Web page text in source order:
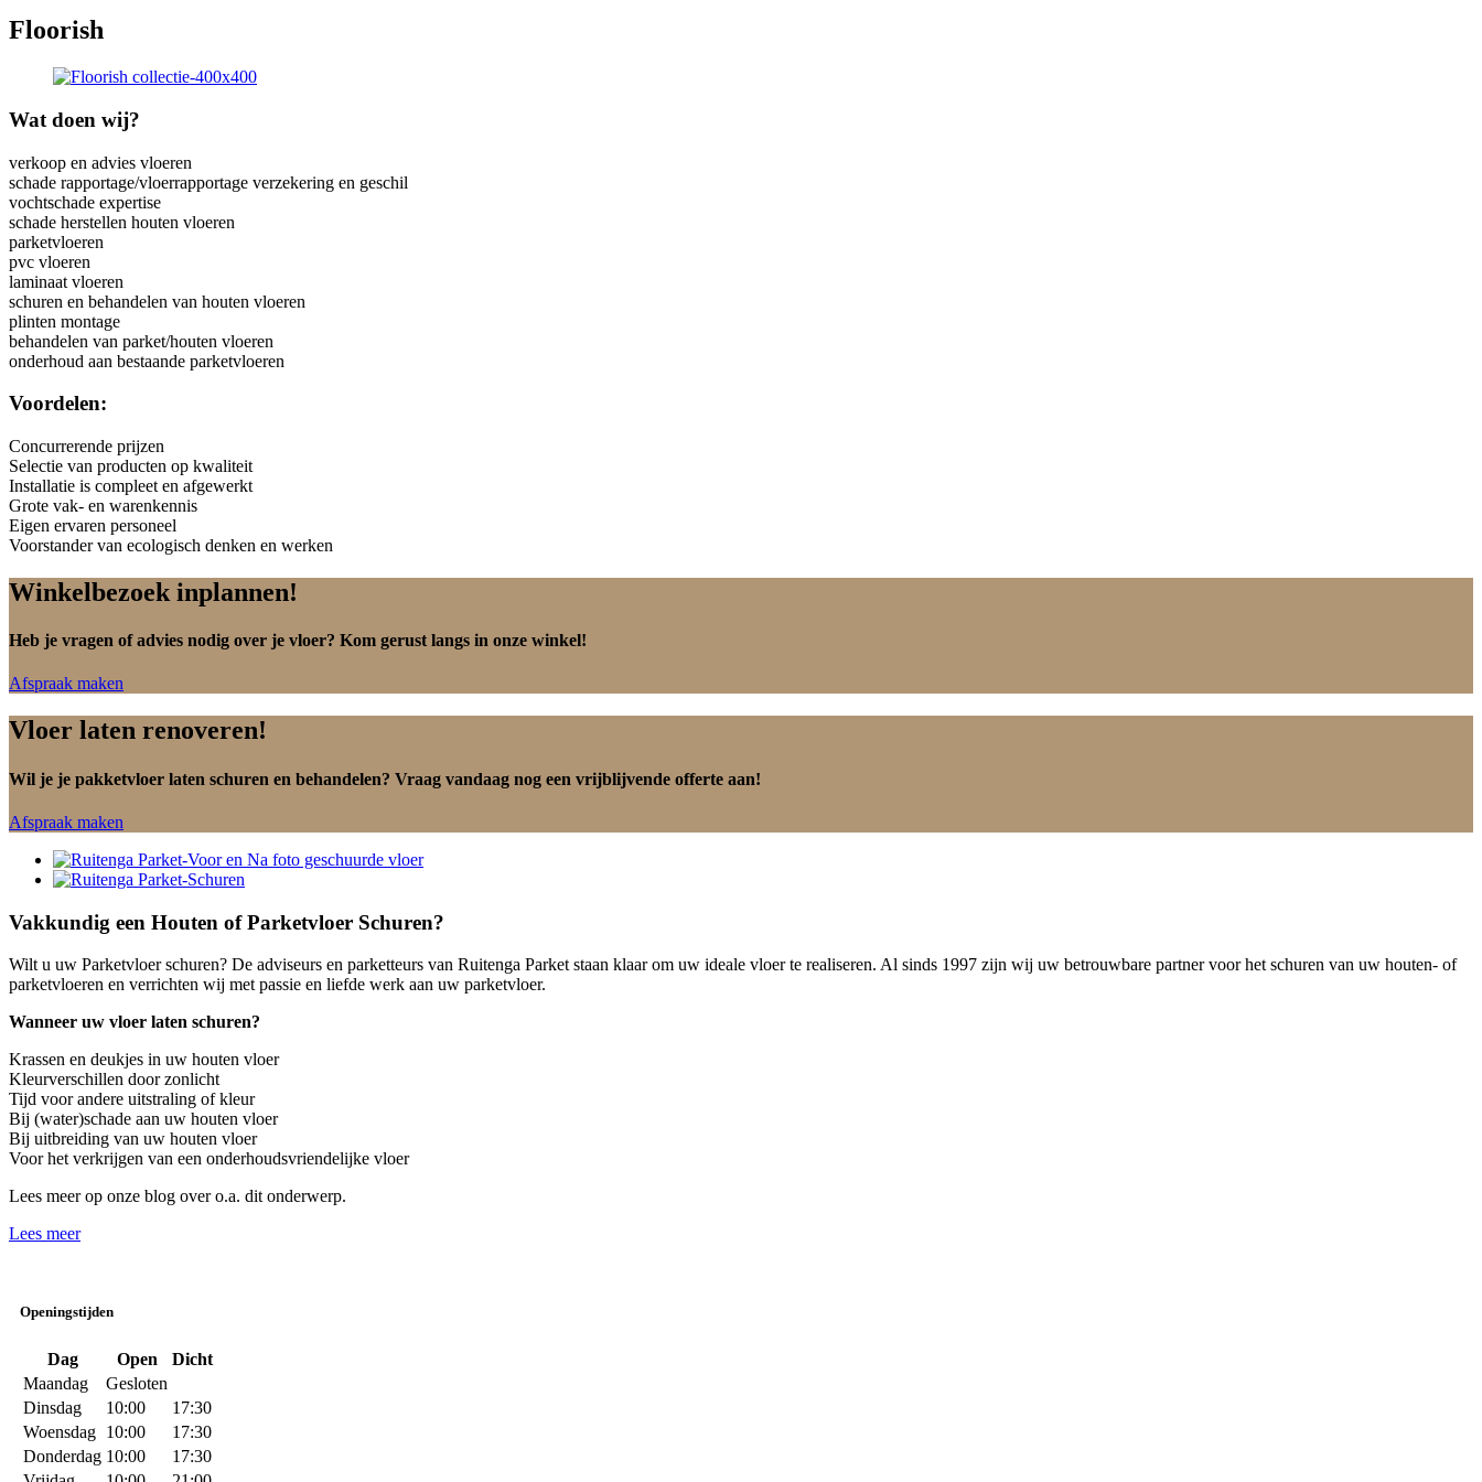
Floorish
Wat doen wij?
verkoop en advies vloeren
schade rapportage/vloerrapportage verzekering en geschil
vochtschade expertise
schade herstellen houten vloeren
parketvloeren
pvc vloeren
laminaat vloeren
schuren en behandelen van houten vloeren
plinten montage
behandelen van parket/houten vloeren
onderhoud aan bestaande parketvloeren
Voordelen:
Concurrerende prijzen
Selectie van producten op kwaliteit
Installatie is compleet en afgewerkt
Grote vak- en warenkennis
Eigen ervaren personeel
Voorstander van ecologisch denken en werken
Winkelbezoek inplannen!
Heb je vragen of advies nodig over je vloer? Kom gerust langs in onze winkel!
Afspraak maken
Vloer laten renoveren!
Wil je je pakketvloer laten schuren en behandelen? Vraag vandaag nog een vrijblijvende offerte aan!
Afspraak maken
Vakkundig een Houten of Parketvloer Schuren?
Wilt u uw Parketvloer schuren? De adviseurs en parketteurs van Ruitenga Parket staan klaar om uw ideale vloer te realiseren. Al sinds 1997 zijn wij uw betrouwbare partner voor het schuren van uw houten- of
parketvloeren en verrichten wij met passie en liefde werk aan uw parketvloer.
Wanneer uw vloer laten schuren?
Krassen en deukjes in uw houten vloer
Kleurverschillen door zonlicht
Tijd voor andere uitstraling of kleur
Bij (water)schade aan uw houten vloer
Bij uitbreiding van uw houten vloer
Voor het verkrijgen van een onderhoudsvriendelijke vloer
Lees meer op onze blog over o.a. dit onderwerp.
Lees meer
Openingstijden
Dag Open
Dicht
Maandag
Gesloten
Dinsdag
10:00
17:30
Woensdag 10:00
17:30
Donderdag 10:00
17:30